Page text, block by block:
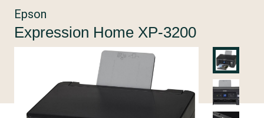
Epson
Expression Home XP-3200